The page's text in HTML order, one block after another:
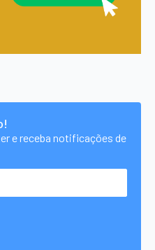
e receba notificações de